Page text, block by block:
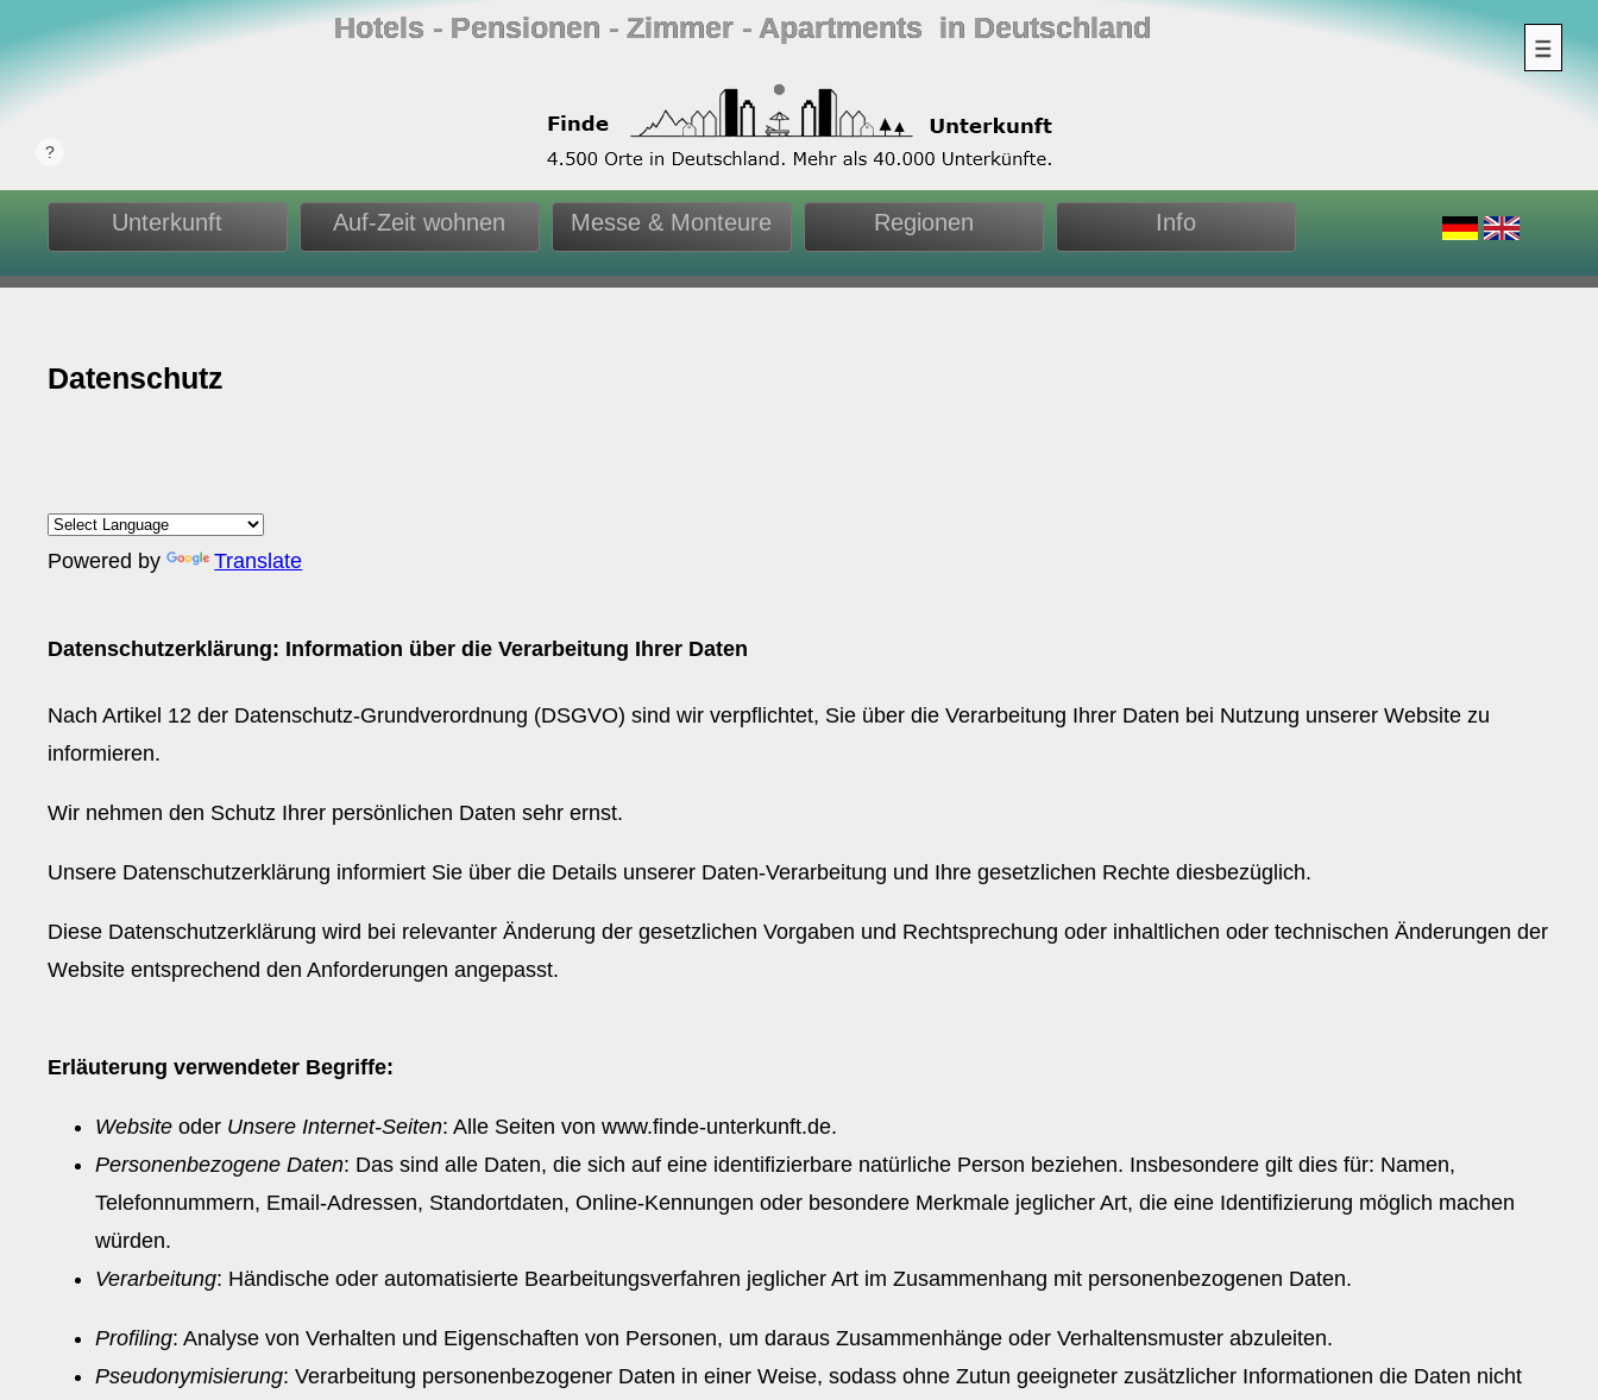
Hotels ‐ Pensionen ‐ Zimmer ‐ Apartments in Deutschland
Unterkunft Auf-Zeit wohnen Messe & Monteure Regionen Info
Datenschutz
Powered by Translate
Datenschutzerklärung: Information über die Verarbeitung Ihrer Daten
Nach Artikel 12 der Datenschutz-Grundverordnung (DSGVO) sind wir verpflichtet, Sie über die Verarbeitung Ihrer Daten bei Nutzung unserer Website zu
informieren.
Wir nehmen den Schutz Ihrer persönlichen Daten sehr ernst.
Unsere Datenschutzerklärung informiert Sie über die Details unserer Daten-Verarbeitung und Ihre gesetzlichen Rechte diesbezüglich.
Diese Datenschutzerklärung wird bei relevanter Änderung der gesetzlichen Vorgaben und Rechtsprechung oder inhaltlichen oder technischen Änderungen der
Website entsprechend den Anforderungen angepasst.
Erläuterung verwendeter Begriffe:
Website oder Unsere Internet-Seiten: Alle Seiten von www.finde-unterkunft.de.
Personenbezogene Daten: Das sind alle Daten, die sich auf eine identifizierbare natürliche Person beziehen. Insbesondere gilt dies für: Namen,
Telefonnummern, Email-Adressen, Standortdaten, Online-Kennungen oder besondere Merkmale jeglicher Art, die eine Identifizierung möglich machen
würden.
Verarbeitung: Händische oder automatisierte Bearbeitungsverfahren jeglicher Art im Zusammenhang mit personenbezogenen Daten.
Profiling: Analyse von Verhalten und Eigenschaften von Personen, um daraus Zusammenhänge oder Verhaltensmuster abzuleiten.
Pseudonymisierung: Verarbeitung personenbezogener Daten in einer Weise, sodass ohne Zutun geeigneter zusätzlicher Informationen die Daten nicht